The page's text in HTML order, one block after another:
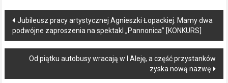
Post
navigation
Jubileusz pracy artystycznej Agnieszki Łopackiej. Mamy dwa
podwójne zaproszenia na spektakl „Pannonica” [KONKURS]
Od piątku autobusy wracają w I Aleję, a część przystanków
zyska nową nazwę